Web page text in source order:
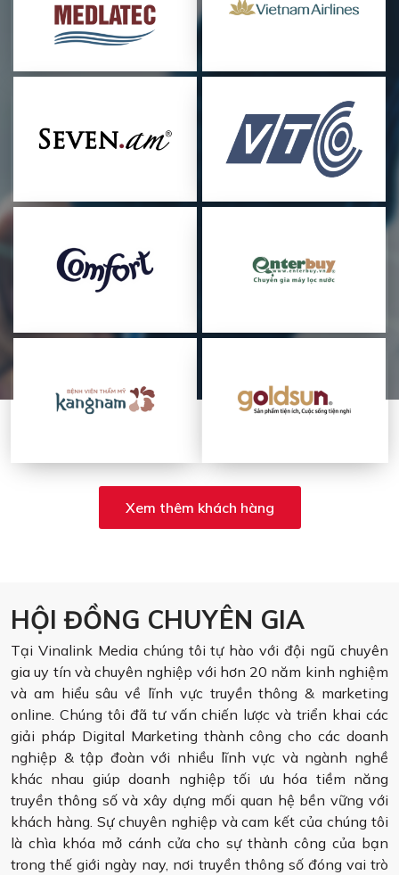
Xem thêm khách hàng
HỘI ĐỒNG CHUYÊN GIA
Tại Vinalink Media chúng tôi tự hào với đội ngũ chuyên
gia uy tín và chuyên nghiệp với hơn 20 năm kinh nghiệm
và am hiểu sâu về lĩnh vực truyền thông & marketing
online. Chúng tôi đã tư vấn chiến lược và triển khai các
giải pháp Digital Marketing thành công cho các doanh
nghiệp & tập đoàn với nhiều lĩnh vực và ngành nghề
khác nhau giúp doanh nghiệp tối ưu hóa tiềm năng
truyền thông số và xây dựng mối quan hệ bền vững với
khách hàng. Sự chuyên nghiệp và cam kết của chúng tôi
là chìa khóa mở cánh cửa cho sự thành công của bạn
trong thế giới ngày nay, nơi truyền thông số đóng vai trò